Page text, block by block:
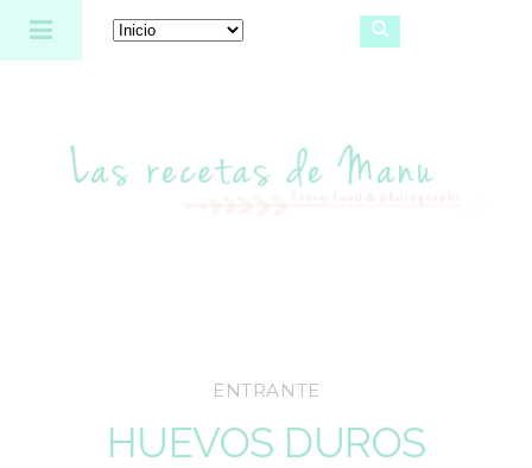
Las recetas de Manu
ENTRANTE
HUEVOS DUROS